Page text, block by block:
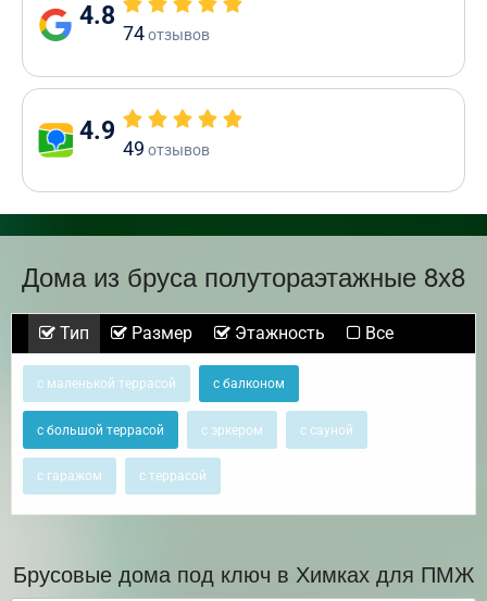
4.8
74отзывов
4.9
49 отзывов
Дома из бруса полутораэтажные 8х8
Тип Размер Этажность Все
с маленькой террасой с балконом
с большой террасой с эркером с сауной
с гаражом с террасой
Брусовые дома под ключ в Химках для ПМЖ